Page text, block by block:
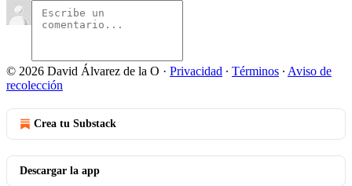
© 2026 David Álvarez de la O · Privacidad ∙ Términos ∙ Aviso de
recolección
Crea tu Substack
Descargar la app